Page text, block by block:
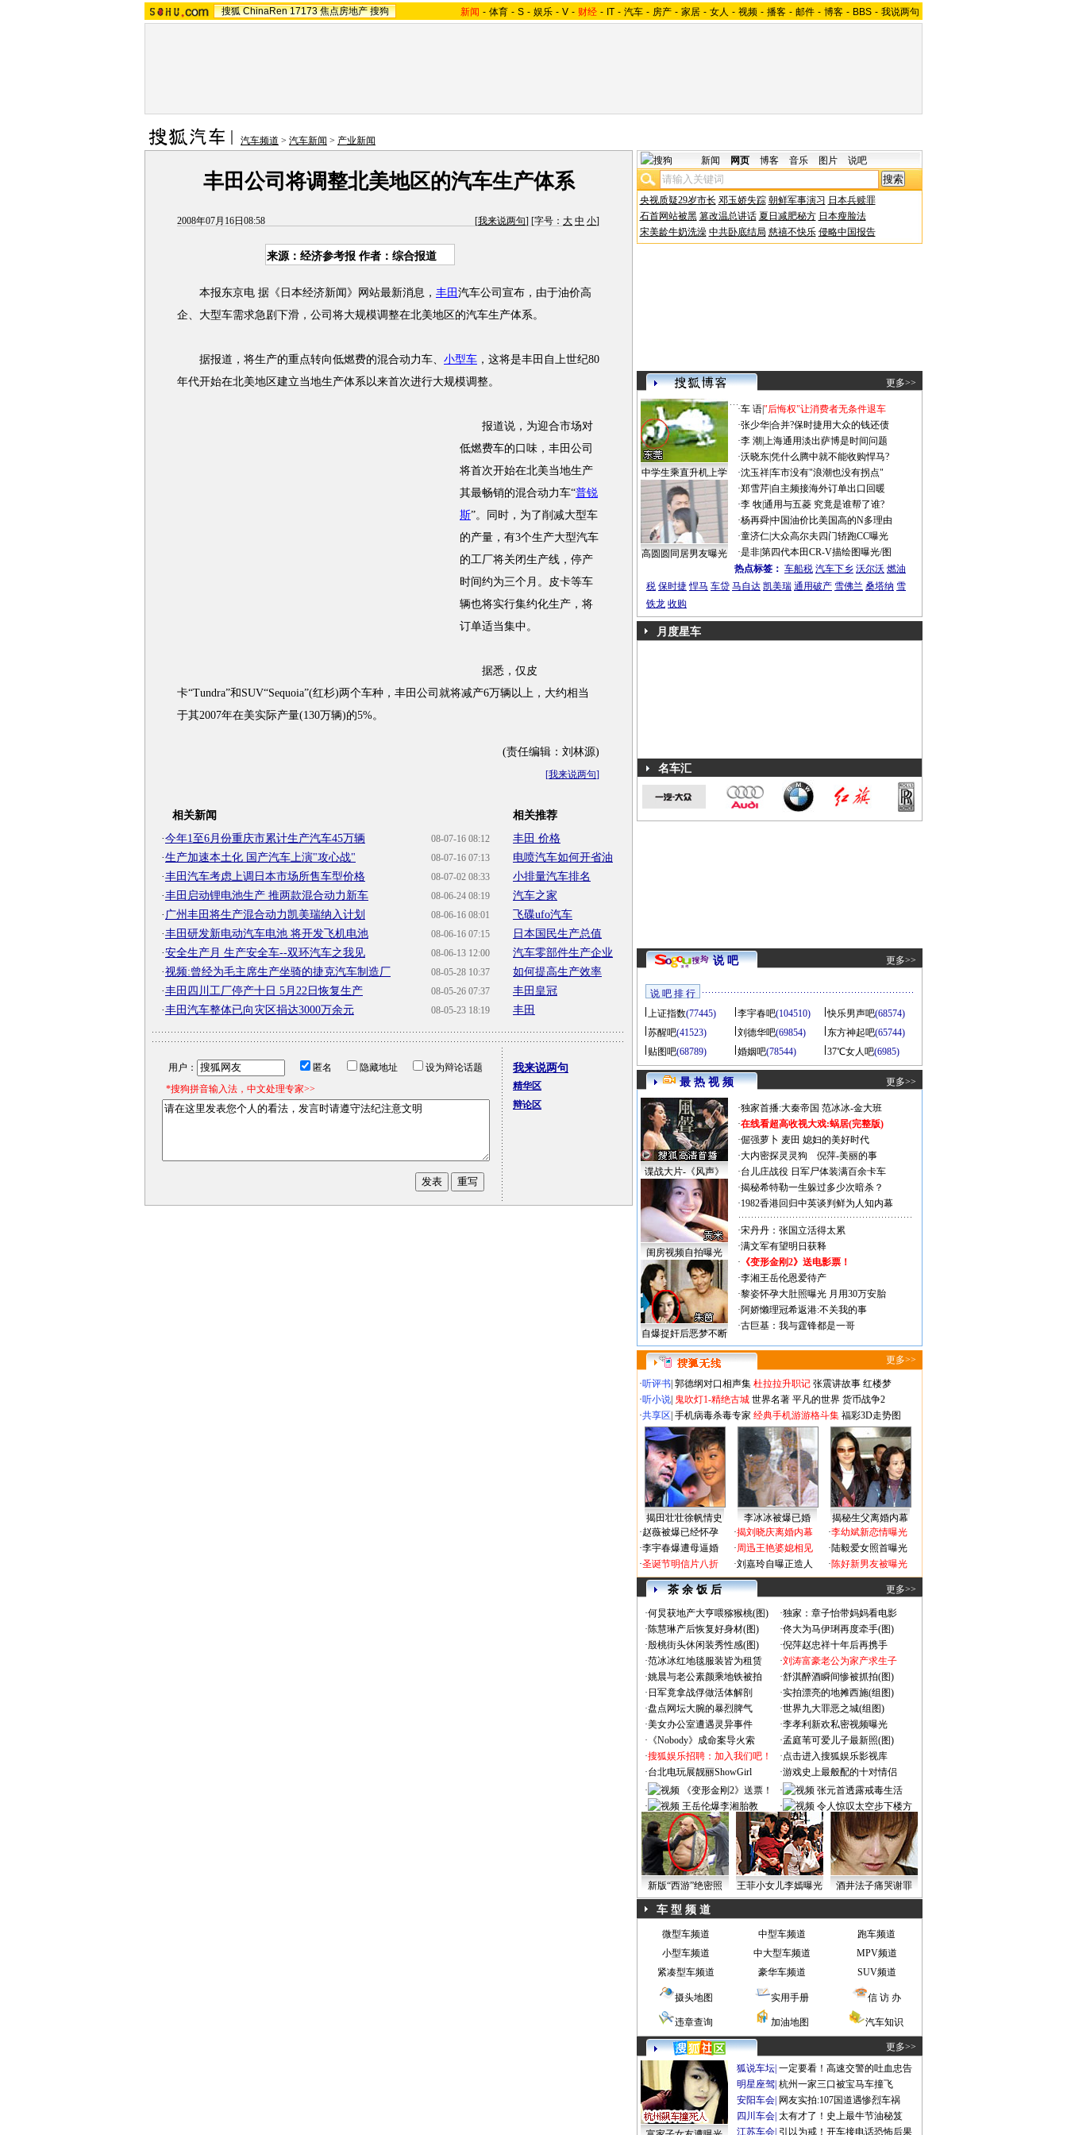
搜狐 ChinaRen 17173 焦点房地产 搜狗 新闻 - 体育 - S - 娱乐 - V - 财经 - IT - 汽车 - 房产 - 家居 - 女人 - 视频 - 播客 - 邮件 - 博客 - BBS - 我说两句
汽车频道 > 汽车新闻 > 产业新闻
丰田公司将调整北美地区的汽车生产体系
2008年07月16日08:58 [我来说两句] [字号： 大 中 小]
来源：经济参考报 作者：综合报道
本报东京电 据《日本经济新闻》网站最新消息， 丰田 汽车公司宣布，由于油价高
企、大型车需求急剧下滑，公司将大规模调整在北美地区的汽车生产体系。
据报道，将生产的重点转向低燃费的混合动力车、 小型车 ，这将是丰田自上世纪80
年代开始在北美地区建立当地生产体系以来首次进行大规模调整。
报道说，为迎合市场对
低燃费车的口味，丰田公司
将首次开始在北美当地生产
其最畅销的混合动力车“普锐
斯”。同时，为了削减大型车
的产量，有3个生产大型汽车
的工厂将关闭生产线，停产
时间约为三个月。皮卡等车
辆也将实行集约化生产，将
订单适当集中。
据悉，仅皮
卡“Tundra”和SUV“Sequoia”(红杉)两个车种，丰田公司就将减产6万辆以上，大约相当
于其2007年在美实际产量(130万辆)的5%。
(责任编辑：刘林源)
[我来说两句]
相关新闻
08-07-16 08:12
·今年1至6月份重庆市累计生产汽车45万辆
08-07-16 07:13
·生产加速本土化 国产汽车上演"攻心战"
08-07-02 08:33
·丰田汽车考虑上调日本市场所售车型价格
08-06-24 08:19
·丰田启动锂电池生产 推两款混合动力新车
08-06-16 08:01
· 广州丰田将生产混合动力凯美瑞纳入计划
08-06-16 07:15
·丰田研发新电动汽车电池 将开发飞机电池
08-06-13 12:00
·安全生产月 生产安全车--双环汽车之我见
08-05-28 10:37
·视频:曾经为毛主席生产坐骑的捷克汽车制造厂
08-05-26 07:37
·丰田四川工厂停产十日 5月22日恢复生产
08-05-23 18:19
·丰田汽车整体已向灾区捐达3000万余元
相关推荐
丰田 价格
电喷汽车如何开省油
小排量汽车排名
汽车之家
飞碟ufo汽车
日本国民生产总值
汽车零部件生产企业
如何提高生产效率
丰田皇冠
丰田
用户： 匿名 隐藏地址
设为辩论话题
*搜狗拼音输入法，中文处理专家>>
我来说两句
精华区
辩论区
新闻 网页 博客 音乐 图片 说吧
央视质疑29岁市长 邓玉娇失踪 朝鲜军事演习 日本兵赎罪
石首网站被黑 篡改温总讲话 夏日减肥秘方 日本瘦脸法
宋美龄牛奶洗澡 中共卧底结局 慈禧不快乐 侵略中国报告
更多>>
中学生乘直升机上学
高圆圆同居男友曝光
·车 语|"后悔权"让消费者无条件退车
·张少华|合并?保时捷用大众的钱还债
·李 潮 上海通用淡出萨博是时间问题
·沃晓东|凭什么腾中就不能收购悍马?
·沈玉祥|车市没有"浪潮也没有拐点"
·郑雪芹| 自主频接海外订单出口回暖
·李 牧|通用与五菱 究竟是谁帮了谁?
·杨再舜|中国油价比美国高的N多理由
·童济仁|大众高尔夫四门轿跑CC曝光
·是非|第四代本田CR-V描绘图曝光/图
热点标签： 车船税 汽车下乡 沃尔沃 燃油
税 保时捷 悍马 车贷 马自达 凯美瑞 通用破产 雪佛兰 桑塔纳 雪
铁龙 收购
月度星车
名车汇
说 吧 更多>>
说 吧 排 行
上证指数(77445) 李宇春吧(104510) 快乐男声吧(68574)
苏醒吧(41523) 刘德华吧(69854) 东方神起吧(65744)
贴图吧(68789) 婚姻吧(78544) 37℃女人吧(6985)
最 热 视 频 更多>>
谍战大片-《风声》
闺房视频自拍曝光
自爆捉奸后恶梦不断
·独家首播:大秦帝国 范冰冰-金大班
·在线看超高收视大戏:蜗居(完整版)
·倔强萝卜 麦田 媳妇的美好时代
·大内密探灵灵狗
倪萍-美丽的事
·台儿庄战役 日军尸体装满百余卡车
·揭秘希特勒一生躲过多少次暗杀？
·1982香港回归中英谈判鲜为人知内幕
·宋丹丹：张国立活得太累
·满文军有望明日获释
· 《变形金刚2》送电影票！
·李湘王岳伦恩爱待产
·黎姿怀孕大肚照曝光 月用30万安胎
·阿娇懒理冠希返港:不关我的事
·古巨基：我与霆锋都是一哥
更多>>
·听评书 郭德纲对口相声集 杜拉拉升职记 张震讲故事 红楼梦
·听小说 鬼吹灯1-精绝古城 世界名著 平凡的世界 货币战争2
·共享区 手机病毒杀毒专家 经典手机游游格斗集 福彩3D走势图
揭田壮壮徐帆情史 李冰冰被爆已婚
揭秘生父离婚内幕
·赵薇被爆已经怀孕
·李宇春爆遭母逼婚
·圣诞节明信片八折
·揭刘晓庆离婚内幕
·周迅王艳婆媳相见
·刘嘉玲自曝正造人
·李幼斌新恋情曝光
·陆毅爱女照首曝光
·陈好新男友被曝光
茶 余 饭 后 更多>>
·何炅获地产大亨喂猕猴桃(图) ·独家：章子怡带妈妈看电影
·陈慧琳产后恢复好身材(图) ·佟大为马伊琍再度牵手(图)
·殷桃街头休闲装秀性感(图) ·倪萍赵忠祥十年后再携手
·范冰冰红地毯服装皆为租赁 ·刘涛富豪老公为家产求生子
·姚晨与老公素颜乘地铁被拍 ·舒淇醉酒瞬间惨被抓拍(图)
· 日军竟拿战俘做活体解剖 ·实拍漂亮的地摊西施(组图)
·盘点网坛大腕的暴烈脾气 ·世界九大罪恶之城(组图)
·美女办公室遭遇灵异事件 ·李孝利新欢私密视频曝光
· 《Nobody》成命案导火索 ·孟庭苇可爱儿子最新照(图)
·搜狐娱乐招聘：加入我们吧！ ·点击进入搜狐娱乐影视库
·台北电玩展靓丽ShowGirl ·游戏史上最般配的十对情侣
·
《变形金刚2》送票！ ·
张元首透露戒毒生活
·
王岳伦爆李湘胎教 ·
令人惊叹太空步下楼方
式
新版“西游”绝密照 王菲小女儿李嫣曝光 酒井法子痛哭谢罪
车 型 频 道
微型车频道 中型车频道
跑车频道
小型车频道
中大型车频道
MPV频道
紧凑型车频道
豪华车频道 SUV频道
摄头地图 实用手册 信 访 办
违章查询 加油地图 汽车知识
更多>>
狐说车坛 一定要看！高速交警的吐血忠告
明星座驾 杭州一家三口被宝马车撞飞
安阳车会 网友实拍:107国道遇惨烈车祸
四川车会 太有才了！史上最牛节油秘笈
江苏车会 引以为戒！开车接电话恐怖后果